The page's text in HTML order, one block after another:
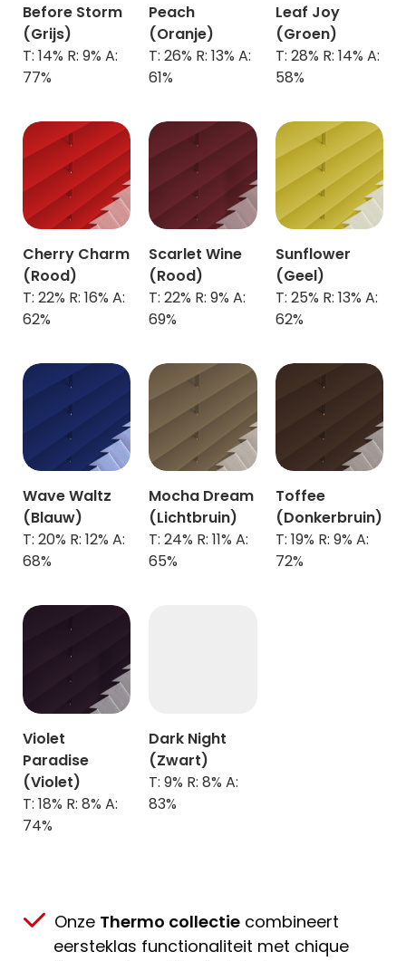
Before Storm
(Grijs)
T: 14% R: 9% A:
77%
Peach
(Oranje)
T: 26% R: 13% A:
61%
Leaf Joy
(Groen)
T: 28% R: 14% A:
58%
Cherry Charm
(Rood)
T: 22% R: 16% A:
62%
Scarlet Wine
(Rood)
T: 22% R: 9% A:
69%
Sunflower
(Geel)
T: 25% R: 13% A:
62%
Wave Waltz
(Blauw)
T: 20% R: 12% A:
68%
Mocha Dream
(Lichtbruin)
T: 24% R: 11% A:
65%
Toffee
(Donkerbruin)
T: 19% R: 9% A:
72%
Violet
Paradise
(Violet)
T: 18% R: 8% A:
74%
Dark Night
(Zwart)
T: 9% R: 8% A:
83%
Onze Thermo collectie combineert
eersteklas functionaliteit met chique